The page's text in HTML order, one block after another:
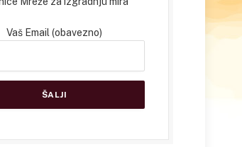
Vaš Email (obavezno)